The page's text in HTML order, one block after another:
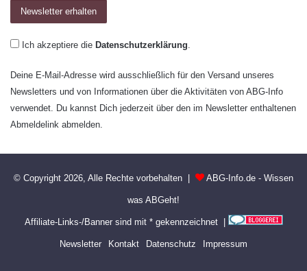
Ich akzeptiere die Datenschutzerklärung
Deine E-Mail-Adresse wird ausschließlich für den Versand unseres
Newsletters und von Informationen über die Aktivitäten von ABG-Info
verwendet. Du kannst Dich jederzeit über den im Newsletter enthaltenen
Abmeldelink abmelden.
© Copyright 2026, Alle Rechte vorbehalten | ABG-Info.de - Wissen
was ABGeht!
Affiliate-Links-/Banner sind mit * gekennzeichnet |
Newsletter Kontakt Datenschutz Impressum